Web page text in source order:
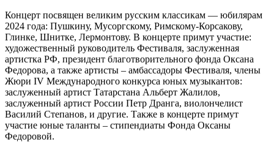
Концерт посвящен великим русским классикам — юбилярам
2024 года: Пушкину, Мусоргскому, Римскому-Корсакову,
Глинке, Шнитке, Лермонтову. В концерте примут участие:
художественный руководитель Фестиваля, заслуженная
артистка РФ, президент благотворительного фонда Оксана
Федорова, а также артисты – амбассадоры Фестиваля, члены
Жюри IV Международного конкурса юных музыкантов:
заслуженный артист Татарстана Альберт Жалилов,
заслуженный артист России Петр Дранга, виолончелист
Василий Степанов, и другие. Также в концерте примут
участие юные таланты – стипендиаты Фонда Оксаны
Федоровой.